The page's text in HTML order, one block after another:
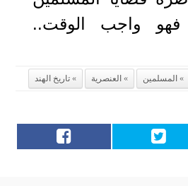
فهو واجب الوقت..
المسلمين العنصرية تاريخ الهند